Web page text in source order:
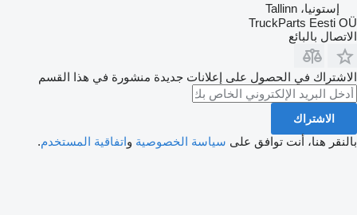
إستونيا، Tallinn
TruckParts Eesti OÜ
الاتصال بالبائع
الاشتراك في الحصول على إعلانات جديدة منشورة في هذا القسم
الاشتراك
بالنقر هنا، أنت توافق على سياسة الخصوصية واتفاقية المستخدم.